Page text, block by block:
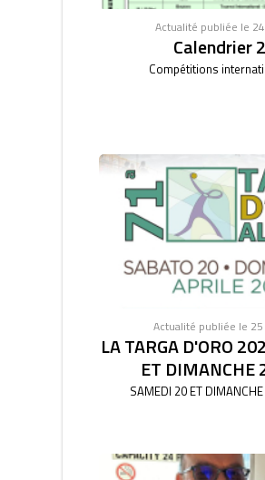
Actualité publiée le
Calendrier
Compétitions
Actualité publiée le 25
LA TARGA D'ORO
ET DIMANCHE
SAMEDI 20 ET